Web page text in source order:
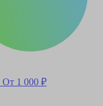
От 1 000 ₽